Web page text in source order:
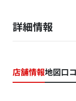
詳細情報
店舗情報地図口